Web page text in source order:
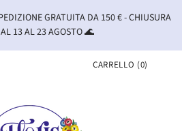
GRATUITA DA 150 € - CHIUSURA
13 AL 23 AGOSTO 🌊
CARRELLO (0)